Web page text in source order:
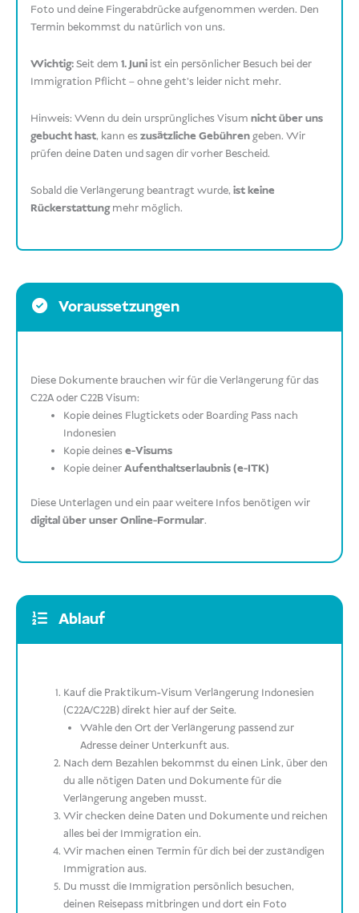
Foto und deine Fingerabdrücke aufgenommen werden. Den
Termin bekommst du natürlich von uns.
Wichtig:Seit dem1. Juni ist ein persönlicher Besuch bei der
Immigration Pflicht – ohne geht’s leider nicht mehr.
Hinweis: Wenn du dein ursprüngliches Visumnicht über uns
gebucht hast, kann eszusätzliche Gebührengeben. Wir
prüfen deine Daten und sagen dir vorher Bescheid.
Sobald die Verlängerung beantragt wurde,ist keine
Rückerstattungmehr möglich.
Voraussetzungen
Diese Dokumente brauchen wir für die Verlängerung für das
C22A oder C22B Visum:
Kopie deines Flugtickets oder Boarding Pass nach
Indonesien
Kopie deinese-Visums
Kopie deinerAufenthaltserlaubnis (e-ITK)
Diese Unterlagen und ein paar weitere Infos benötigen wir
digital über unser Online-Formular.
Ablauf
Kauf die Praktikum-Visum Verlängerung Indonesien
(C22A/C22B) direkt hier auf der Seite.
Wähle den Ort der Verlängerung passend zur
Adresse deiner Unterkunft aus.
Nach dem Bezahlen bekommst du einen Link, über den
du alle nötigen Daten und Dokumente für die
Verlängerung angeben musst.
Wir checken deine Daten und Dokumente und reichen
alles bei der Immigration ein.
Wir machen einen Termin für dich bei der zuständigen
Immigration aus.
Du musst die Immigration persönlich besuchen,
deinen Reisepass mitbringen und dort ein Foto